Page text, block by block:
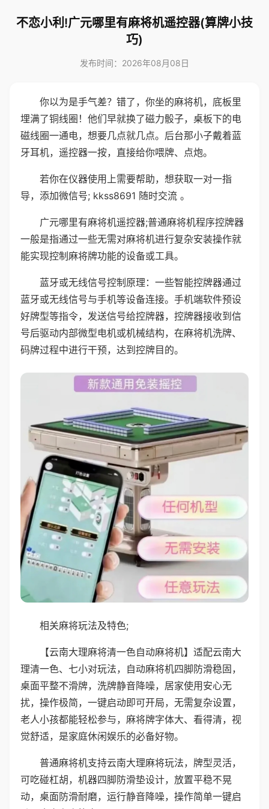
不恋小利!广元哪里有麻将机遥控器(算牌小技
巧)
发布时间：2026年08月08日
你以为是手气差？错了，你坐的麻将机，底板里
埋满了铜线圈！他们早就换了磁力骰子，桌板下的电
磁线圈一通电，想要几点就几点。后台那小子戴着蓝
牙耳机，遥控器一按，直接给你喂牌、点炮。
若你在仪器使用上需要帮助，想获取一对一指
导，添加微信号; kkss8691 随时交流 。
广元哪里有麻将机遥控器;普通麻将机程序控牌器
一般是指通过一些无需对麻将机进行复杂安装操作就
能实现控制麻将牌功能的设备或工具。
蓝牙或无线信号控制原理：一些智能控牌器通过
蓝牙或无线信号与手机等设备连接。手机端软件预设
好牌型等指令，发送信号给控牌器，控牌器接收到信
号后驱动内部微型电机或机械结构，在麻将机洗牌、
码牌过程中进行干预，达到控牌目的。
相关麻将玩法及特色;
【云南大理麻将清一色自动麻将机】适配云南大
理清一色、七小对玩法，自动麻将机四脚防滑稳固，
桌面平整不滑牌，洗牌静音降噪，居家使用安心无
扰，操作极简，一键启动即可开局，无需复杂设置，
老人小孩都能轻松参与，麻将牌字体大、看得清，视
觉舒适，是家庭休闲娱乐的必备好物。
普通麻将机支持云南大理麻将玩法，牌型灵活，
可吃碰杠胡，机器四脚防滑垫设计，放置平稳不晃
动，桌面防滑耐磨，运行静音降噪，操作简单一键启